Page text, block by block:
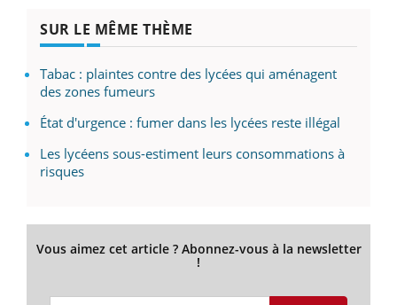
SUR LE MÊME THÈME
Tabac : plaintes contre des lycées qui aménagent
des zones fumeurs
État d'urgence : fumer dans les lycées reste illégal
Les lycéens sous-estiment leurs consommations à
risques
Vous aimez cet article ? Abonnez-vous à la newsletter
!